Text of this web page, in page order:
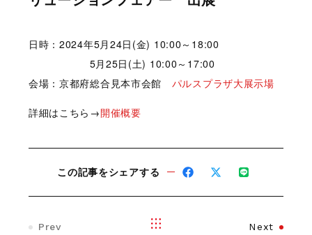
日時：2024年5月24日(金) 10:00～18:00
5月25日(土) 10:00～17:00
会場：京都府総合見本市会館 パルスプラザ大展示場
詳細はこちら→開催概要
この記事をシェアする
Prev
Next